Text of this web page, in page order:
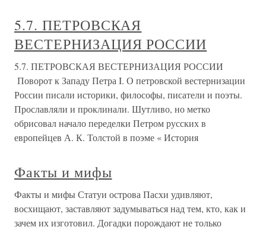
5.7. ПЕТРОВСКАЯ
ВЕСТЕРНИЗАЦИЯ РОССИИ
5.7. ПЕТРОВСКАЯ ВЕСТЕРНИЗАЦИЯ РОССИИ
Поворот к Западу Петра I. О петровской вестернизации
России писали историки, философы, писатели и поэты.
Прославляли и проклинали. Шутливо, но метко
обрисовал начало переделки Петром русских в
европейцев А. К. Толстой в поэме « История
Факты и мифы
Факты и мифы Статуи острова Пасхи удивляют,
восхищают, заставляют задумываться над тем, кто, как и
зачем их изготовил. Догадки порождают не только